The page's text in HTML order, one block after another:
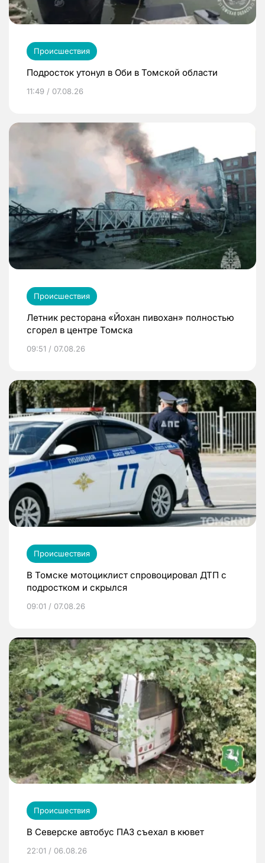
Происшествия
Подросток утонул в Оби в Томской области
11:49 / 07.08.26
Происшествия
Летник ресторана «Йохан пивохан» полностью
сгорел в центре Томска
09:51 / 07.08.26
Происшествия
В Томске мотоциклист спровоцировал ДТП с
подростком и скрылся
09:01 / 07.08.26
Происшествия
В Северске автобус ПАЗ съехал в кювет
22:01 / 06.08.26